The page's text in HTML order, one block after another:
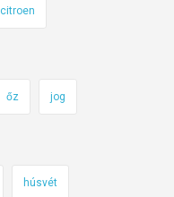
citroen
őz jog
húsvét